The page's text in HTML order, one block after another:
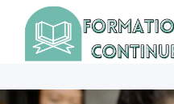
contenu